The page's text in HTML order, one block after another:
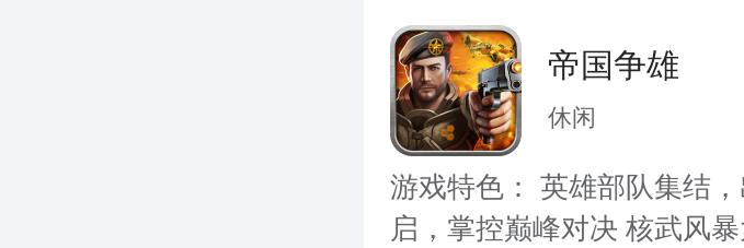
帝国争雄
休闲
游戏特色： 英雄部队集结
启，掌控巅峰对决 核武风